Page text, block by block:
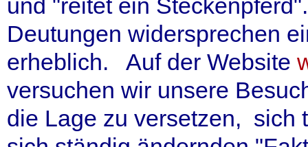
und "reitet ein
Deutungen widersprechen
erheblich. Auf der Website
versuchen wir unsere
die Lage zu versetzen, sich